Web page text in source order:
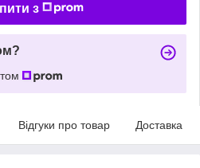
з
Відгуки про товар Доставка